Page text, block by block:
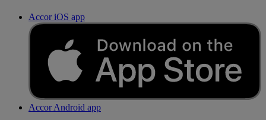
Accor iOS app
Accor Android app